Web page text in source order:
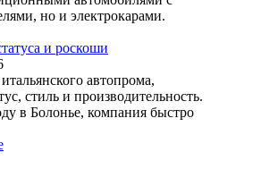
но и электрокарами.
и роскоши
автопрома,
стиль и производительность.
в Болонье, компания быстро